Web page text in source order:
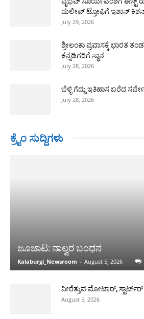
ದುಲೀಪ್ ಟ್ರೋಫಿಗೆ ಇಶಾನ್
July 29, 2026
ಶ್ರೀಲಂಕಾ ಪ್ರವಾಸಕ್ಕೆ ಭಾರತ
ಕನ್ನಡಿಗರಿಗೆ ಸ್ಥಾನ
July 28, 2026
ಬೆಳ್ಳಿ ಗೆದ್ದು ಇತಿಹಾಸ ಬರೆದ
July 28, 2026
ಕ್ರೈಂ ಸುದ್ದಿಗಳು
ಜೂಜಾಟ: ನಾಲ್ವರ ಬಂಧನ
Kalaburgi_Newsroom - August 5, 2026
ನೀರೆತ್ತುವ ಮೋಟಾರ್,
August 5, 2026